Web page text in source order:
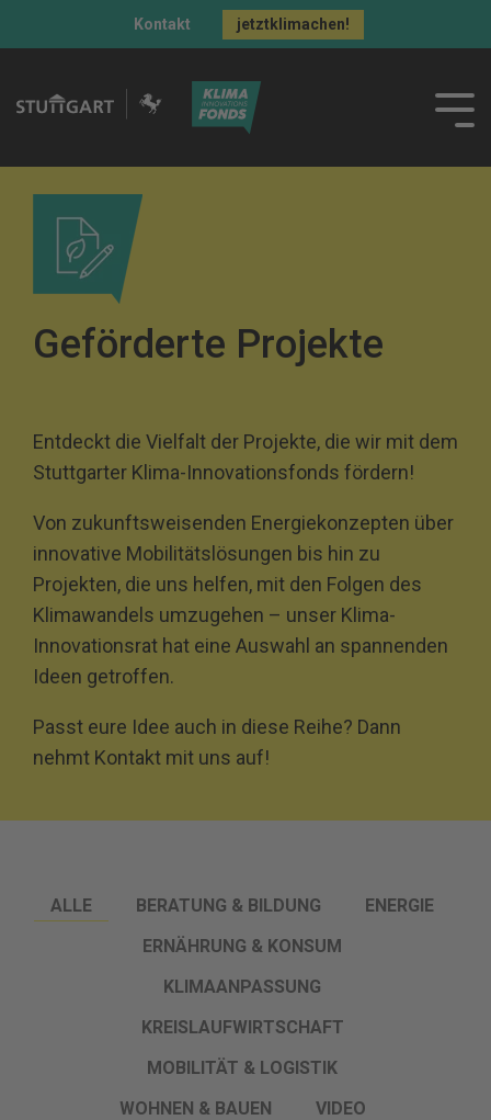
Kontakt jetztklimachen!
Geförderte Projekte
Entdeckt die Vielfalt der Projekte, die wir mit dem
Stuttgarter Klima-Innovationsfonds fördern!
Von zukunftsweisenden Energiekonzepten über
innovative Mobilitätslösungen bis hin zu
Projekten, die uns helfen, mit den Folgen des
Klimawandels umzugehen – unser Klima-
Innovationsrat hat eine Auswahl an spannenden
Ideen getroffen.
Passt eure Idee auch in diese Reihe? Dann
nehmt Kontakt mit uns auf!
ALLE BERATUNG & BILDUNG
ENERGIE
ERNÄHRUNG & KONSUM
KLIMAANPASSUNG
KREISLAUFWIRTSCHAFT
MOBILITÄT & LOGISTIK
WOHNEN & BAUEN
VIDEO